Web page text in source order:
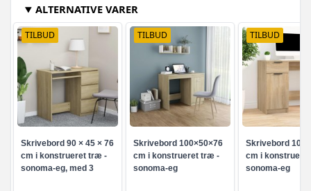
ALTERNATIVE VARER
TILBUD
Skrivebord 90 × 45 × 76
cm i konstrueret træ -
sonoma-eg, med 3
TILBUD
Skrivebord 100×50×76
cm i konstrueret træ -
sonoma-eg
TILBUD
Skrivebord
cm i
sonoma-eg